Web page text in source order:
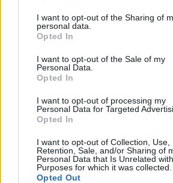
I want to opt-out of the Sharing of
personal data.
Opted In
I want to opt-out of the Sale of my
Personal Data.
Opted In
I want to opt-out of processing my
Personal Data for Targeted
Opted In
I want to opt-out of Collection, Use,
Retention, Sale, and/or Sharing of
Personal Data that Is Unrelated
Purposes for which it was collected.
Opted Out
Patriot στη Σαουδική
Αραβία: Η στρατηγική της
Αθήνας απέναντι στον
«επιτήδειο ουδέτερο» –
Συμμαχίες με Ισραήλ,
Ινδία και Εμιράτα
ΔΙΑΦΗΜΙΣΗ